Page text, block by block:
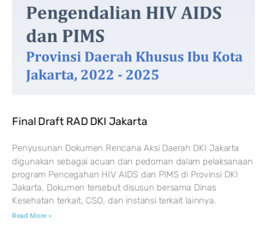
Final Draft RAD DKI Jakarta
Penyusunan Dokumen Rencana Aksi Daerah DKI Jakarta
digunakan sebagai acuan dan pedoman dalam pelaksanaan
program Pencegahan HIV AIDS dan PIMS di Provinsi DKI
Jakarta. Dokumen tersebut disusun bersama Dinas
Kesehatan terkait, CSO, dan instansi terkait lainnya.
Read More »